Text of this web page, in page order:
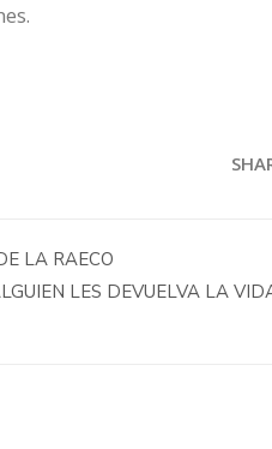
LA RAECO
LES DEVUELVA LA